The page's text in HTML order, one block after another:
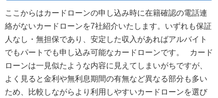
ここからはカードローンの申し込み時に在籍確認の電話連
絡がないカードローンを7社紹介いたします。いずれも保証
人なし・無担保であり、安定した収入があればアルバイト
でもパートでも申し込み可能なカードローンです。 カード
ローンは一見似たような内容に見えてしまいがちですが、
よく見ると金利や無利息期間の有無など異なる部分も多い
ため、比較しながらより利用しやすいカードローンを選び